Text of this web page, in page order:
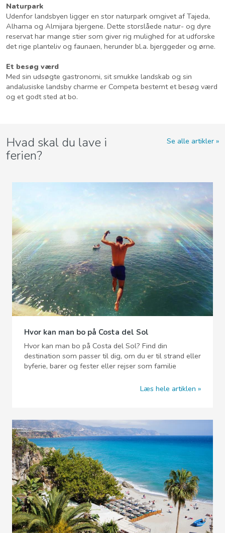
Naturpark
Udenfor landsbyen ligger en stor naturpark omgivet af Tajeda,
Alhama og Almijara bjergene. Dette storslåede natur- og dyre
reservat har mange stier som giver rig mulighed for at udforske
det rige planteliv og faunaen, herunder bl.a. bjerggeder og ørne.
Et besøg værd
Med sin udsøgte gastronomi, sit smukke landskab og sin
andalusiske landsby charme er Competa bestemt et besøg værd
og et godt sted at bo.
Hvad skal du lave i
ferien?
Se alle artikler
Hvor kan man bo på Costa del Sol
Hvor kan man bo på Costa del Sol? Find din
destination som passer til dig, om du er til strand eller
byferie, barer og fester eller rejser som familie
Læs hele artiklen